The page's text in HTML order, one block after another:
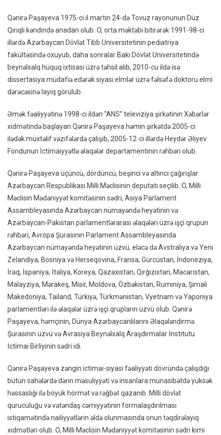
Qənirə Paşayeva 1975-ci il martın 24-də Tovuz rayonunun Düz
Qırıqlı kəndində anadan olub. O, orta məktəbi bitirərək 1991-98-ci
illərdə Azərbaycan Dövlət Tibb Universitetinin pediatriya
fakültəsində oxuyub, daha sonralar Bakı Dövlət Universitetində
beynəlxalq hüquq ixtisası üzrə təhsil alıb, 2010-cu ildə isə
dissertasiya müdafiə edərək siyasi elmlər üzrə fəlsəfə doktoru elmi
dərəcəsinə layiq görülüb.
Əmək fəaliyyətinə 1998-ci ildən “ANS” televiziya şirkətinin Xəbərlər
xidmətində başlayan Qənirə Paşayeva həmin şirkətdə 2005-ci
ilədək müxtəlif vəzifələrdə çalışıb, 2005-12-ci illərdə Heydər Əliyev
Fondunun İctimaiyyətlə əlaqələr departamentinin rəhbəri olub.
Qənirə Paşayeva üçüncü, dördüncü, beşinci və altıncı çağırışlar
Azərbaycan Respublikası Milli Məclisinin deputatı seçilib. O, Milli
Məclisin Mədəniyyət komitəsinin sədri, Asiya Parlament
Assambleyasında Azərbaycan nümayəndə heyətinin və
Azərbaycan-Pakistan parlamentlərarası əlaqələri üzrə işçi qrupun
rəhbəri, Avropa Şurasının Parlament Assambleyasında
Azərbaycan nümayəndə heyətinin üzvü, eləcə də Avstraliya və Yeni
Zelandiya, Bosniya və Herseqovina, Fransa, Gürcüstan, İndoneziya,
İraq, İspaniya, İtaliya, Koreya, Qazaxıstan, Qırğızıstan, Macarıstan,
Malayziya, Mərakeş, Misir, Moldova, Özbəkistan, Rumıniya, Şimali
Makedoniya, Tailand, Türkiyə, Türkmənistan, Vyetnam və Yaponiya
parlamentləri ilə əlaqələr üzrə işçi qrupların üzvü olub. Qənirə
Paşayeva, həmçinin, Dünya Azərbaycanlılarını Əlaqələndirmə
Şurasının üzvü və Avrasiya Beynəlxalq Araşdırmalar İnstitutu
İctimai Birliyinin sədri idi.
Qənirə Paşayeva zəngin ictimai-siyasi fəaliyyəti dövründə çalışdığı
bütün sahələrdə dərin məsuliyyəti və insanlara münasibətdə yüksək
həssaslığı ilə böyük hörmət və rəğbət qazanıb. Milli dövlət
quruculuğu və vətəndaş cəmiyyətinin formalaşdırılması
istiqamətində nailiyyətlərin əldə olunmasında onun təqdirəlayiq
xidmətləri olub. O, Milli Məclisin Mədəniyyət komitəsinin sədri kimi